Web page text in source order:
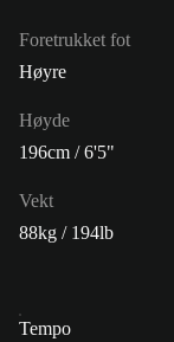
Foretrukket fot
Høyre
Høyde
196cm / 6'5"
Vekt
88kg / 194lb
Tempo